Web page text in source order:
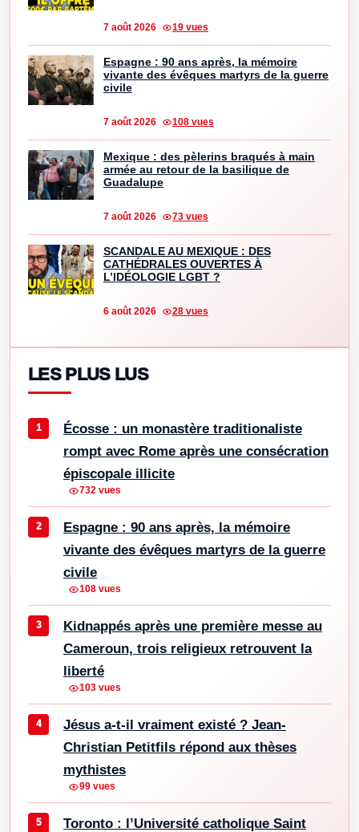
7 août 2026 19 vues
Espagne : 90 ans après, la mémoire
vivante des évêques martyrs de la guerre
civile
7 août 2026 108 vues
Mexique : des pèlerins braqués à main
armée au retour de la basilique de
Guadalupe
7 août 2026 73 vues
SCANDALE AU MEXIQUE : DES
CATHÉDRALES OUVERTES À
L’IDÉOLOGIE LGBT ?
6 août 2026 28 vues
LES PLUS LUS
Écosse : un monastère traditionaliste
rompt avec Rome après une consécration
épiscopale illicite
732 vues
Espagne : 90 ans après, la mémoire
vivante des évêques martyrs de la guerre
civile
108 vues
Kidnappés après une première messe au
Cameroun, trois religieux retrouvent la
liberté
103 vues
Jésus a-t-il vraiment existé ? Jean-
Christian Petitfils répond aux thèses
mythistes
99 vues
Toronto : l’Université catholique Saint